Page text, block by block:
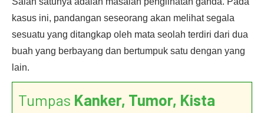
kasus ini, pandangan seseorang akan melihat segala
sesuatu yang ditangkap oleh mata seolah terdiri dari dua
buah yang berbayang dan bertumpuk satu dengan yang
lain.
Tumpas Kanker, Tumor, Kista